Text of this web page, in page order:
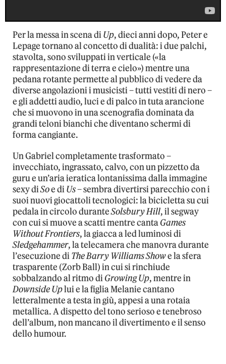
Per la messa in scena diUp, dieci anni dopo, Peter e
Lepage tornano al concetto di dualità: i due palchi,
stavolta, sono sviluppati in verticale («la
rappresentazione di terra e cielo») mentre una
pedana rotante permette al pubblico di vedere da
diverse angolazioni i musicisti – tutti vestiti di nero –
e gli addetti audio, luci e di palco in tuta arancione
che si muovono in una scenografia dominata da
grandi teloni bianchi che diventano schermi di
forma cangiante.
Un Gabriel completamente trasformato –
invecchiato, ingrassato, calvo, con un pizzetto da
guru e un’aria ieratica lontanissima dalla immagine
sexy diSoe diUs– sembra divertirsi parecchio con i
suoi nuovi giocattoli tecnologici: la bicicletta su cui
pedala in circolo duranteSolsbury Hill, il segway
con cui si muove a scatti mentre cantaGames
Without Frontiers, la giacca a led luminosi di
Sledgehammer, la telecamera che manovra durante
l’esecuzione diThe Barry Williams Showe la sfera
trasparente (Zorb Ball) in cui si rinchiude
sobbalzando al ritmo diGrowing Up, mentre in
Downside Uplui e la figlia Melanie cantano
letteralmente a testa in giù, appesi a una rotaia
metallica. A dispetto del tono serioso e tenebroso
dell’album, non mancano il divertimento e il senso
dello humour.